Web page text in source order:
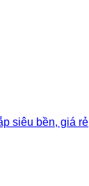
siêu bền, giá rẻ